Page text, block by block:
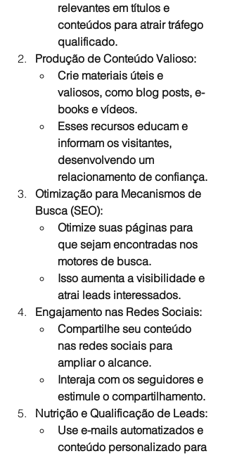
relevantes em títulos e
conteúdos para atrair tráfego
qualificado.
Produção de Conteúdo Valioso:
Crie materiais úteis e
valiosos, como blog posts, e-
books e vídeos.
Esses recursos educam e
informam os visitantes,
desenvolvendo um
relacionamento de confiança.
Otimização para Mecanismos de
Busca (SEO):
Otimize suas páginas para
que sejam encontradas nos
motores de busca.
Isso aumenta a visibilidade e
atrai leads interessados.
Engajamento nas Redes Sociais:
Compartilhe seu conteúdo
nas redes sociais para
ampliar o alcance.
Interaja com os seguidores e
estimule o compartilhamento.
Nutrição e Qualificação de Leads:
Use e-mails automatizados e
conteúdo personalizado para